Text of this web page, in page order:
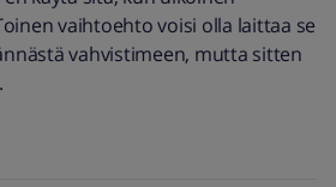
vaihtoehto voisi olla laittaa se
vahvistimeen, mutta sitten